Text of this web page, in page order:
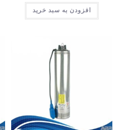
افزودن به سبد خرید